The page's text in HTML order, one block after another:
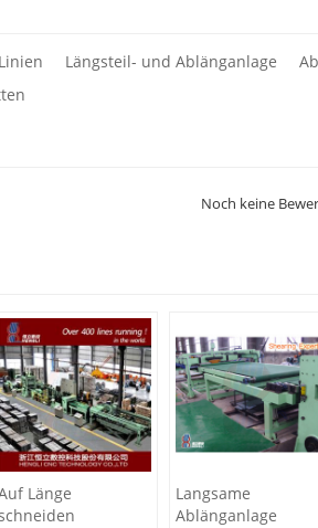
Längsteil- und Ablänganlage
Noch keine
Länge
Langsame
Ablänganlage